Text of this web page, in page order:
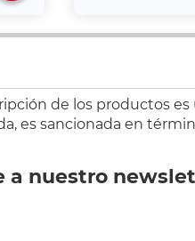
de los productos
es sancionada en
a nuestro